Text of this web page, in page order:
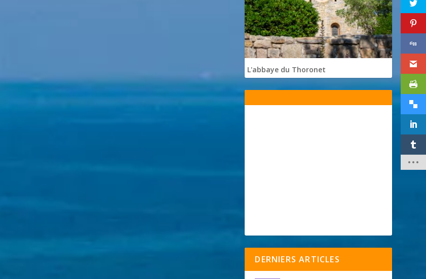
L'abbaye du Thoronet
DERNIERS ARTICLES